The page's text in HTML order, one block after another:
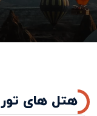
هتل های تور